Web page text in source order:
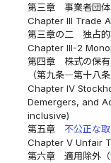
第三章 事業者団体
Chapter III Trade
第三章の二 独占的
Chapter III-2
第四章 株式の保有
（第九条―第十八条
Chapter IV
Demergers, and
inclusive)
第五章不公正な
Chapter V Unfair
第六章 適用除外（